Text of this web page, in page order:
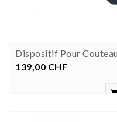
Dispositif Pour
Prezzo
139,00 CHF